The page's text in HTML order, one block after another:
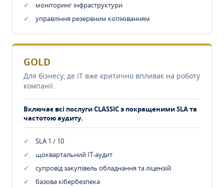
моніторинг інфраструктури
управління резервним копіюванням
GOLD
Для бізнесу, де IT вже критично впливає на роботу
компанії.
Включає всі послуги CLASSIC з покращеними SLA та
частотою аудиту.
SLA 1 / 10
щоквартальний IT-аудит
супровід закупівель обладнання та ліцензій
базова кібербезпека